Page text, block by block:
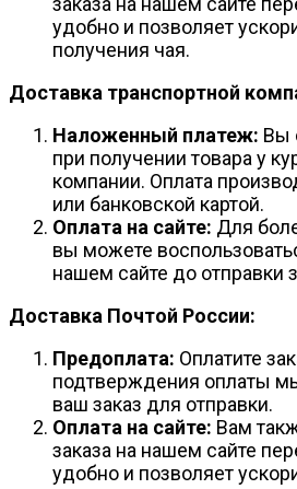
удобно и позволяет
получения чая.
Доставка транспортной
Наложенный платеж: Вы
при получении товара у
компании. Оплата
или банковской картой.
Оплата на сайте: Для
вы можете
нашем сайте до отправки
Доставка Почтой России:
Предоплата: Оплатите
подтверждения оплаты
ваш заказ для отправки.
Оплата на сайте: Вам
заказа на нашем сайте
удобно и позволяет